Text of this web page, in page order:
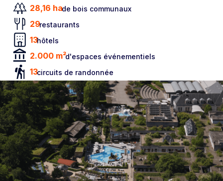
28,16 hade bois communaux
29restaurants
13hôtels
2.000 m²d'espaces événementiels
13circuits de randonnée
+/- 50clubs et associations